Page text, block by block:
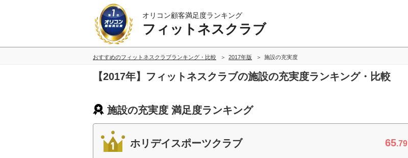
オリコン顧客満足度ランキング
フィットネスクラブ
おすすめのフィットネスクラブランキング・比較 2017年版 施設の充実度
【2017年】フィットネスクラブの施設の充実度ランキング・比較
施設の充実度 満足度ランキング
ホリデイスポーツクラブ 65.79